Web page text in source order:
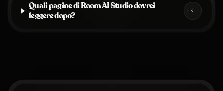
Quali pagine di Room AI Studio dovrei
leggere dopo?